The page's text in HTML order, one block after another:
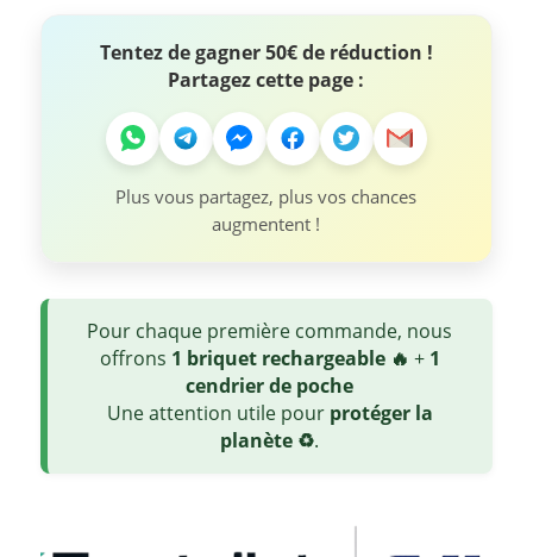
Tentez de gagner 50€ de réduction !
Partagez cette page :
Plus vous partagez, plus vos chances
augmentent !
Pour chaque première commande, nous
offrons 1 briquet rechargeable 🔥 + 1
cendrier de poche
Une attention utile pour protéger la
planète ♻️.